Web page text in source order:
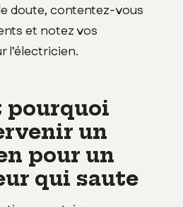
doute, contentez-vous
et notez vos
l’électricien.
pourquoi
un
pour un
qui saute